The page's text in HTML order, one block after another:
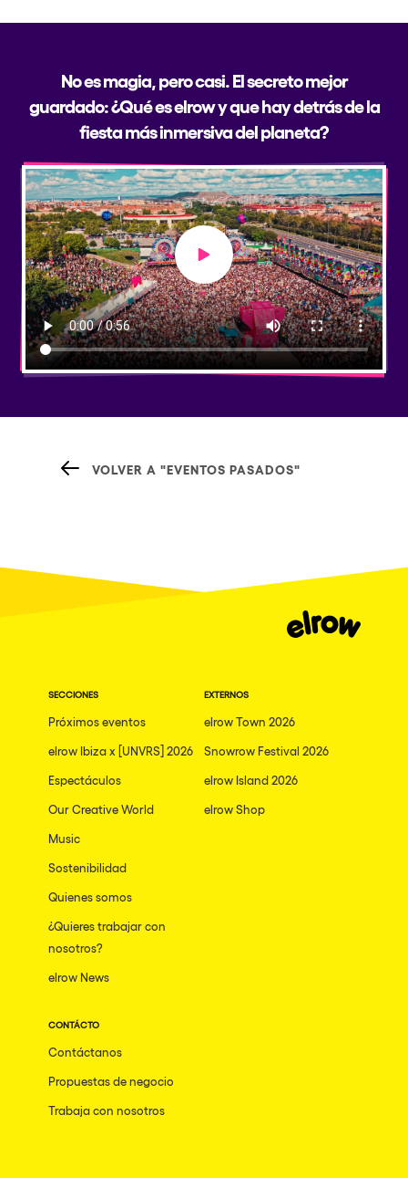
No es magia, pero casi. El secreto mejor
guardado: ¿Qué es elrow y que hay detrás de la
fiesta más inmersiva del planeta?
Play video
VOLVER A "EVENTOS PASADOS"
SECCIONES
Próximos eventos
elrow Ibiza x [UNVRS] 2026
Espectáculos
Our Creative World
Music
Sostenibilidad
Quienes somos
¿Quieres trabajar con
nosotros?
elrow News
EXTERNOS
elrow Town 2026
Snowrow Festival 2026
elrow Island 2026
elrow Shop
CONTÁCTO
Contáctanos
Propuestas de negocio
Trabaja con nosotros